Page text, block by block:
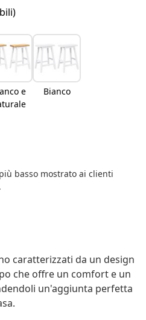
e
Bianco
basso mostrato ai clienti
caratterizzati da un design
che offre un comfort e un
un'aggiunta perfetta